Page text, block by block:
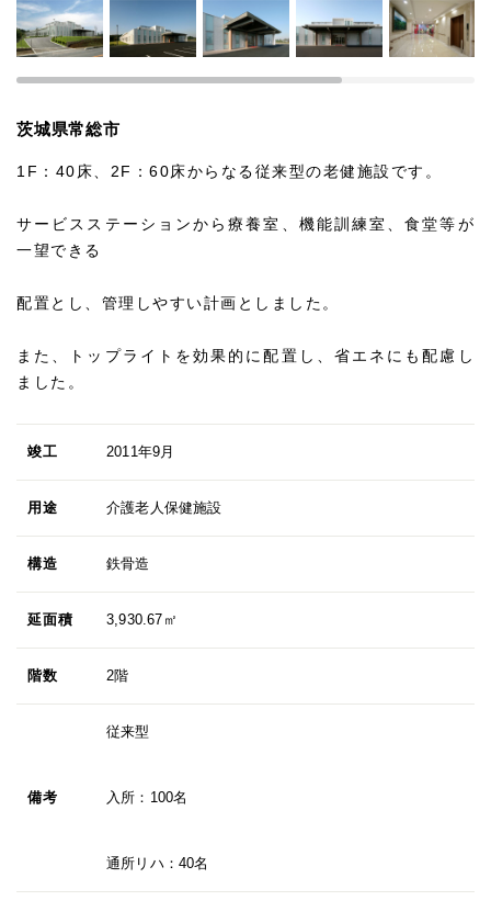
茨城県常総市
1F：40床、2F：60床からなる従来型の老健施設です。
サービスステーションから療養室、機能訓練室、食堂等が
一望できる
配置とし、管理しやすい計画としました。
また、トップライトを効果的に配置し、省エネにも配慮し
ました。
竣工 2011年9月
用途 介護老人保健施設
構造 鉄骨造
延面積 3,930.67㎡
階数 2階
備考
従来型
入所：100名
通所リハ：40名